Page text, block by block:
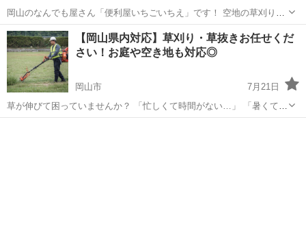
岡山のなんでも屋さん「便利屋いちごいちえ」です！ 空地の草刈り・
お庭の草むしり・庭木の伐採などご対応いたします！ 草刈りなどのお
困り事はまずは弊社へ！ お気軽にご相談ください！！ ★お見積り無料
​★土日祝OK...
岡山 岡山市 草刈り 草むしり
【岡山県内対応】草刈り・草抜きお任せくだ
さい！お庭や空き地も対応◎
岡山市
7月21日
草が伸びて困っていませんか？ 「忙しくて時間がない…」 「暑くて自
分では大変…」 「空き地や実家の管理ができない」 「庭や駐車場を綺